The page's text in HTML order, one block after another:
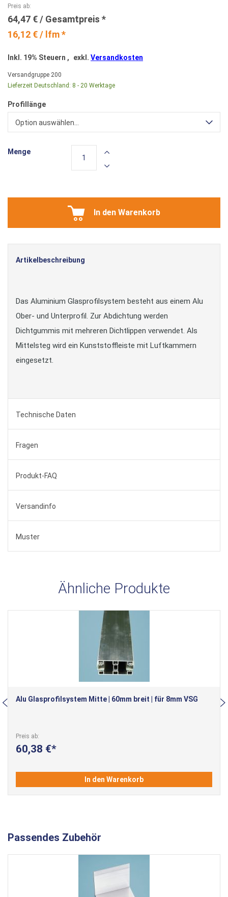
16,12 € / lfm *
Preis ab
64,47 €
Inkl. 19% Steuern , exkl. Versandkosten
Versandgruppe 200
Lieferzeit Deutschland: 8 - 20 Werktage
Profillänge
Option auswählen...
Menge
In den Warenkorb
Artikelbeschreibung
Das Aluminium Glasprofilsystem besteht aus einem Alu
Ober- und Unterprofil. Zur Abdichtung werden
Dichtgummis mit mehreren Dichtlippen verwendet. Als
Mittelsteg wird ein Kunststoffleiste mit Luftkammern
eingesetzt.
Technische Daten
Fragen
Produkt-FAQ
Versandinfo
Muster
Ähnliche Produkte
Alu Glasprofilsystem Mitte | 60mm breit | für 8mm VSG
Preis ab
60,38 €
In den Warenkorb
Passendes Zubehör